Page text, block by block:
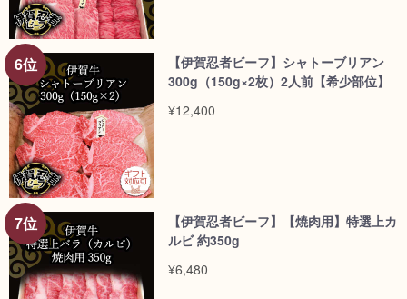
【伊賀忍者ビーフ】シャトーブリアン
300g（150g×2枚）2人前【希少部位】
¥12,400
【伊賀忍者ビーフ】【焼肉用】特選上カ
ルビ 約350g
¥6,480